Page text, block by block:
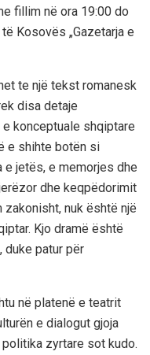
fillim në ora 19:00 do
të Kosovës „Gazetarja e
te një tekst romanesk
disa detaje
konceptuale shqiptare
e shihte botën si
jetës, e memorjes dhe
dhe keqpëdorimit
nuk është një
Kjo dramë është
patur për
në platenë e teatrit
e dialogut gjoja
zyrtare sot kudo.